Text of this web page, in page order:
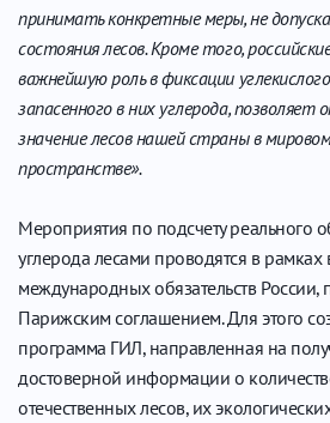
принимать конкретные меры, не
состояния лесов. Кроме того,
важнейшую роль в фиксации углекислого
запасенного в них углерода, позволяет
значение лесов нашей страны в
пространстве».
Мероприятия по подсчету реального
углерода лесами проводятся в
международных обязательств России,
Парижским соглашением. Для этого
программа ГИЛ, направленная на
достоверной информации о
отечественных лесов, их